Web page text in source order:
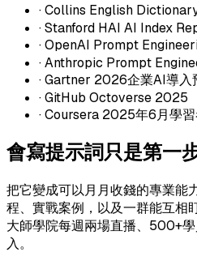
· Collins English
· Stanford HAI AI Index
· OpenAI Prompt
· Anthropic Prompt
· Gartner 2026企業AI導入
· GitHub Octoverse 2025
· Coursera 2025年6月學
會寫提示詞只是第一
把它變成可以月月收錢的專業能
程、實戰案例，以及一群能互相
大師學院每週兩場直播、500+
入。